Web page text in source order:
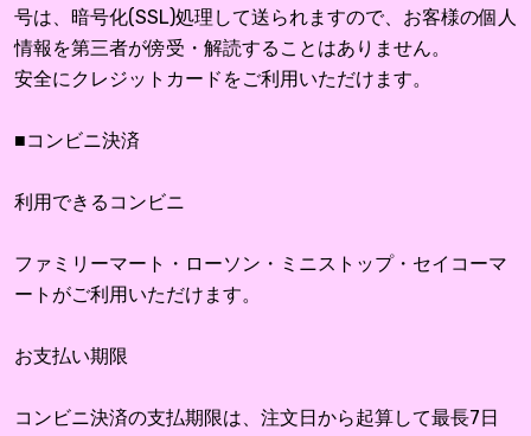
号は、暗号化(SSL)処理して送られますので、お客様の個人
情報を第三者が傍受・解読することはありません。
安全にクレジットカードをご利用いただけます。
■コンビニ決済
利用できるコンビニ
ファミリーマート・ローソン・ミニストップ・セイコーマ
ートがご利用いただけます。
お支払い期限
コンビニ決済の支払期限は、注文日から起算して最長7日